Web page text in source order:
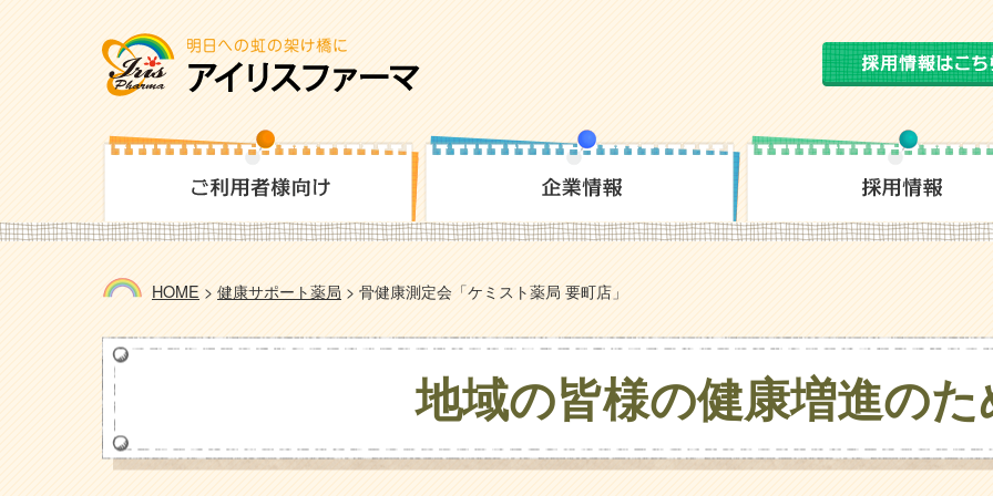
HOME > 健康サポート薬局 > 骨健康測定会「ケミスト薬局 要町店」
地域の皆様の健康増進の